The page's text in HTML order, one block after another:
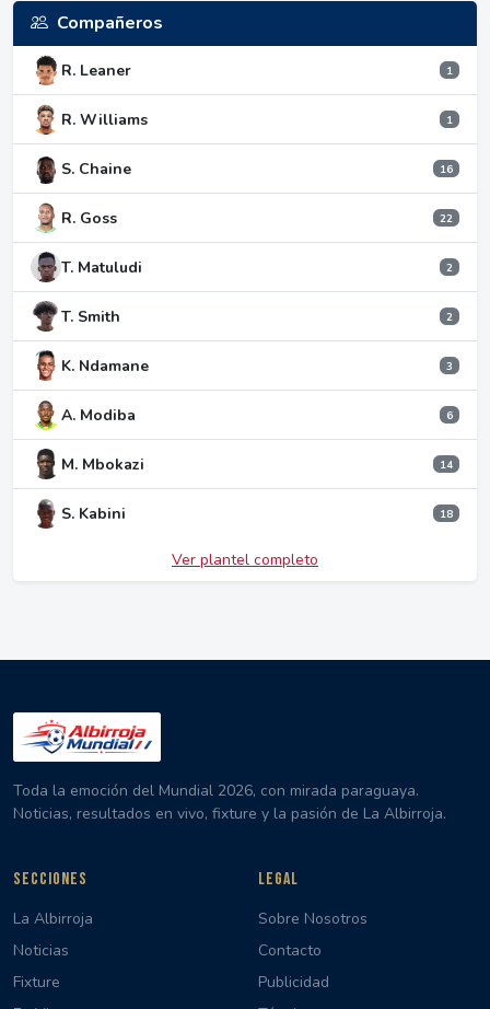
Compañeros
R. Leaner 1
R. Williams 1
S. Chaine 16
R. Goss 22
T. Matuludi 2
T. Smith 2
K. Ndamane 3
A. Modiba 6
M. Mbokazi 14
S. Kabini 18
Ver plantel completo
Toda la emoción del Mundial 2026, con mirada paraguaya.
Noticias, resultados en vivo, fixture y la pasión de La Albirroja.
SECCIONES
La Albirroja
Noticias
Fixture
LEGAL
Sobre Nosotros
Contacto
Publicidad